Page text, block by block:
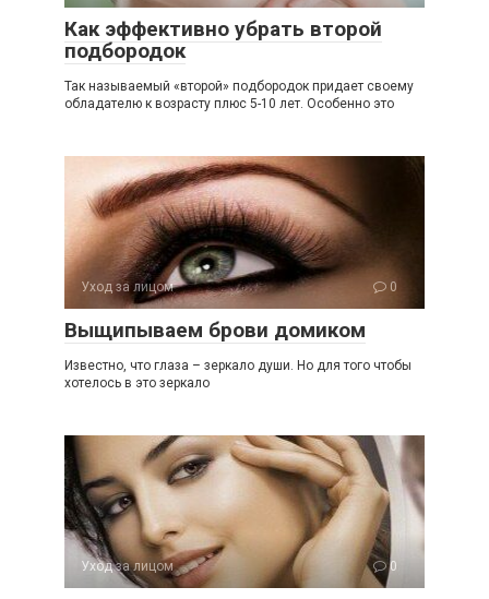
Как эффективно убрать второй
подбородок
Так называемый «второй» подбородок придает своему
обладателю к возрасту плюс 5-10 лет. Особенно это
Уход за лицом 0
Выщипываем брови домиком
Известно, что глаза – зеркало души. Но для того чтобы
хотелось в это зеркало
Уход за лицом 0